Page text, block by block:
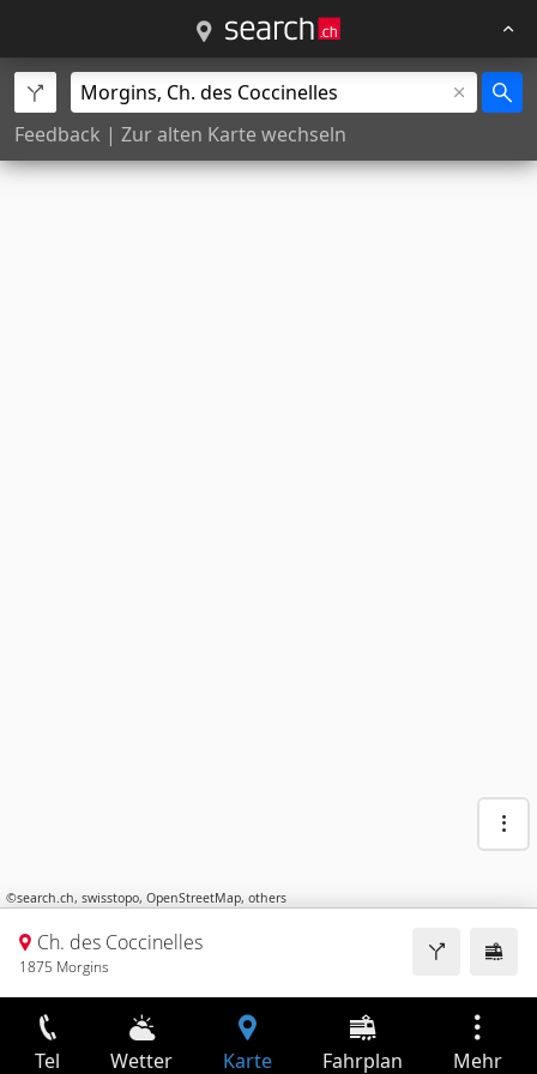
Feedback | Zur alten Karte wechseln
©search.ch, swisstopo, OpenStreetMap, others
Ch. des Coccinelles
1875 Morgins
Tel Wetter Karte Fahrplan Mehr